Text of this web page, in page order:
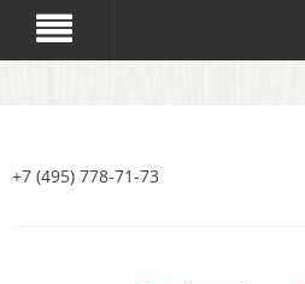
+7 (495) 778-71-73